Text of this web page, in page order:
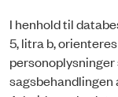
I henhold til
5, litra b,
sagsbehandlingen